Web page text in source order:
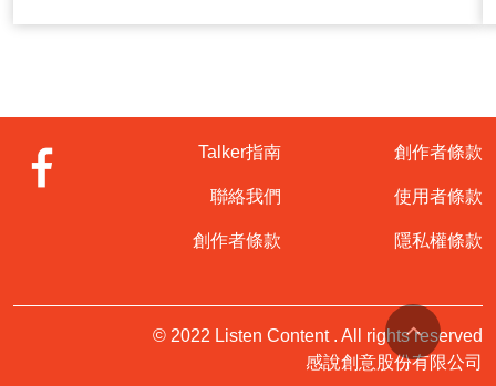
何讓Podcast節目吸引聽眾固定收聽？請一定要點選旁邊
呢？ 在第三集節目我們來教大家如何能在經營初期就能接
的排斥感呢？接業配是需要一個時間性的，大家可以參考
以下步驟： (一)嘗試開箱體驗 先能有作品很重要！鎖定
好你的聽眾輪廓群，找到他們會需要的產品，嘗試開箱體
資訊，特別是聽眾的回饋，寄給相關廠商，聊聊看合作機
何把你的提案賣給品牌商，其實真的很難一開始經營就馬
上有人找到你合作，你必須主動且真心地開始做這件事
情，那想知道更多Podcast業配接案知識嗎？請一定要點
關活動，還是小小的聚餐、生日party，相信大家多少都有
難，請聽我娓娓道來！你也想要辦活動卻又沒有經驗嗎？
最近有個朋友突然跑來跟我求救，慘了！公司的中秋員工
活動突然叫我辦！完全沒想法呀~別擔心！只要掌握兩大
了是吧？假設今天要辦一場中秋節晚會的活動，要如何將
短短兩三個小時的時間內分安插入諸如開場、表演、與來
賓互動、壓軸、收尾等，從這邊就能夠將內容簡單地分成
Talker指南
聯絡我們
創作者條款
創作者條款
使用者條款
隱私權條款
© 2022 Listen Content . All rights reserved
感說創意股份有限公司